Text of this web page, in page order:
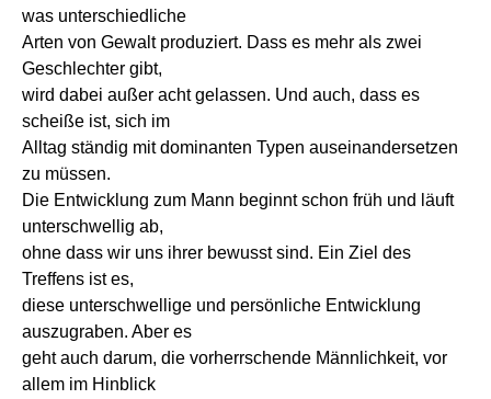
was unterschiedliche
Arten von Gewalt produziert. Dass es mehr als zwei
Geschlechter gibt,
wird dabei außer acht gelassen. Und auch, dass es
scheiße ist, sich im
Alltag ständig mit dominanten Typen auseinandersetzen
zu müssen.
Die Entwicklung zum Mann beginnt schon früh und läuft
unterschwellig ab,
ohne dass wir uns ihrer bewusst sind. Ein Ziel des
Treffens ist es,
diese unterschwellige und persönliche Entwicklung
auszugraben. Aber es
geht auch darum, die vorherrschende Männlichkeit, vor
allem im Hinblick